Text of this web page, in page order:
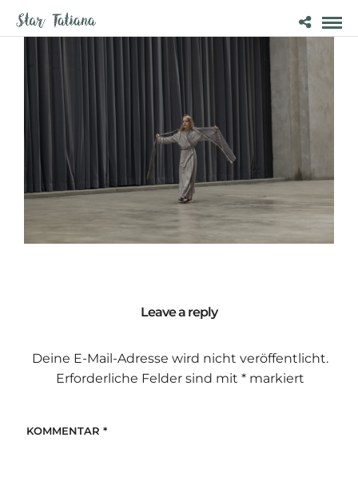
Leave a reply
Deine E-Mail-Adresse wird nicht veröffentlicht.
Erforderliche Felder sind mit *markiert
KOMMENTAR *